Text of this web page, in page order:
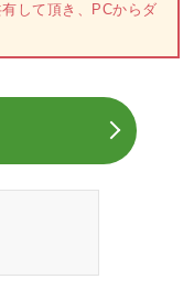
して頂き、PCからダ